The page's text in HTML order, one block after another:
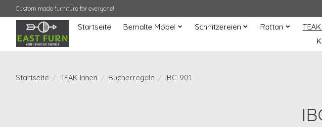
Custom made furniture for everyone!
Startseite Bemalte Möbel Schnitzereien Rattan
Startseite / TEAK Innen / Bücherregale / IBC-901